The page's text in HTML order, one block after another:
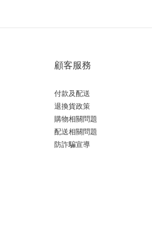
顧客服務
付款及配送
退換貨政策
購物相關問題
配送相關問題
防詐騙宣導